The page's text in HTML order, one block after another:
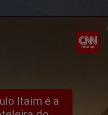
Itaim é a